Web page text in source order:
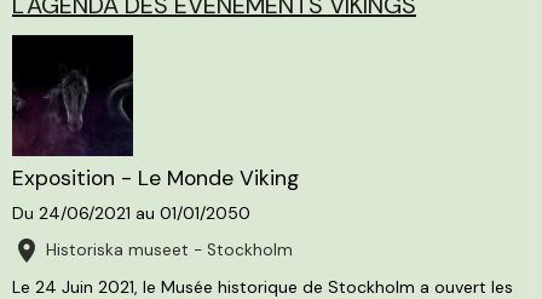
Exposition - Le Monde Viking
Du 24/06/2021 au 01/01/2050
Historiska museet - Stockholm
Le 24 Juin 2021, le Musée historique de Stockholm a ouvert les